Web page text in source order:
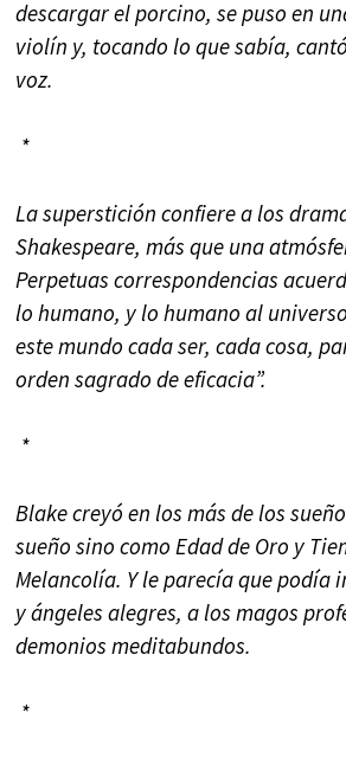
descargar el porcino, se puso en
violín y, tocando lo que sabía,
voz.
*
La superstición confiere a los
Shakespeare, más que una
Perpetuas correspondencias
lo humano, y lo humano al
este mundo cada ser, cada cosa,
orden sagrado de eficacia”.
*
Blake creyó en los más de los
sueño sino como Edad de Oro y
Melancolía. Y le parecía que podía
y ángeles alegres, a los magos
demonios meditabundos.
*